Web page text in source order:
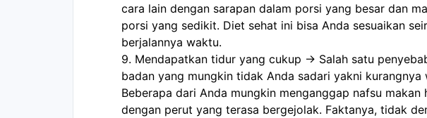
cara lain dengan sarapan dalam porsi yang besar dan
porsi yang sedikit. Diet sehat ini bisa Anda sesuaikan
berjalannya waktu.
9. Mendapatkan tidur yang cukup -> Salah satu
badan yang mungkin tidak Anda sadari yakni kurangnya
Beberapa dari Anda mungkin menganggap nafsu makan
dengan perut yang terasa bergejolak. Faktanya, tidak